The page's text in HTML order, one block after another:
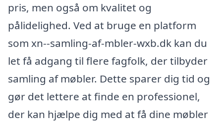
pris, men også om kvalitet og
pålidelighed. Ved at bruge en platform
som xn--samling-af-mbler-wxb.dk kan du
let få adgang til flere fagfolk, der tilbyder
samling af møbler. Dette sparer dig tid og
gør det lettere at finde en professionel,
der kan hjælpe dig med at få dine møbler